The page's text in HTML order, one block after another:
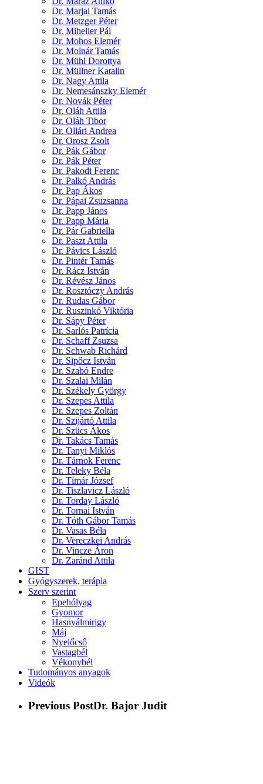
Dr. Marjai Tamás
Dr. Metzger Péter
Dr. Miheller Pál
Dr. Mohos Elemér
Dr. Molnár Tamás
Dr. Mühl Dorottya
Dr. Müllner Katalin
Dr. Nagy Attila
Dr. Nemesánszky Elemér
Dr. Novák Péter
Dr. Oláh Attila
Dr. Oláh Tibor
Dr. Ollári Andrea
Dr. Orosz Zsolt
Dr. Pák Gábor
Dr. Pák Péter
Dr. Pakodi Ferenc
Dr. Palkó András
Dr. Pap Ákos
Dr. Pápai Zsuzsanna
Dr. Papp János
Dr. Papp Mária
Dr. Pár Gabriella
Dr. Paszt Attila
Dr. Pávics László
Dr. Pintér Tamás
Dr. Rácz István
Dr. Révész János
Dr. Rosztóczy András
Dr. Rudas Gábor
Dr. Ruszinkó Viktória
Dr. Sápy Péter
Dr. Sarlós Patrícia
Dr. Schaff Zsuzsa
Dr. Schwab Richárd
Dr. Sipőcz István
Dr. Szabó Endre
Dr. Szalai Milán
Dr. Székely György
Dr. Szepes Attila
Dr. Szepes Zoltán
Dr. Szijártó Attila
Dr. Szücs Ákos
Dr. Takács Tamás
Dr. Tanyi Miklós
Dr. Tárnok Ferenc
Dr. Teleky Béla
Dr. Tímár József
Dr. Tiszlavicz László
Dr. Torday László
Dr. Tornai István
Dr. Tóth Gábor Tamás
Dr. Vasas Béla
Dr. Vereczkei András
Dr. Vincze Áron
Dr. Zaránd Attila
GIST
Gyógyszerek, terápia
Szerv szerint
Epehólyag
Gyomor
Hasnyálmirigy
Máj
Nyelőcső
Vastagbél
Vékonybél
Tudományos anyagok
Videók
Previous PostDr. Bajor Judit